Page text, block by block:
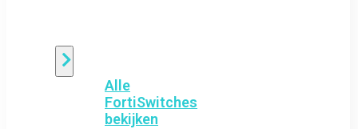
Alle
FortiSwitches
bekijken